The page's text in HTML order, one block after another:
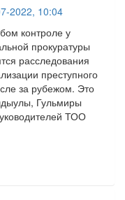
2022, 10:04
контроле у
прокуратуры
расследования
преступного
за рубежом. Это
Гульмиры
ТОО